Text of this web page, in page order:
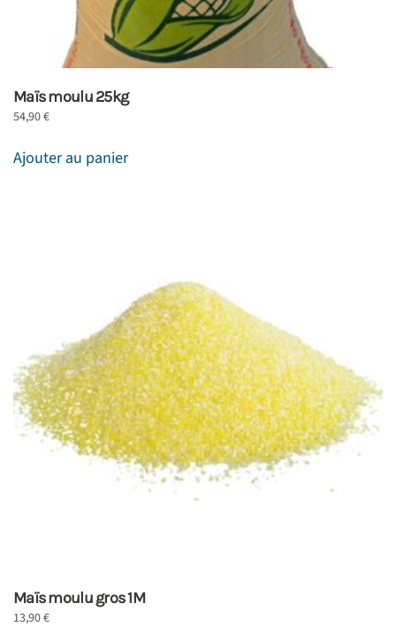
Maïs moulu 25kg
54,90€
Ajouter au panier
Maïs moulu gros 1M
13,90€